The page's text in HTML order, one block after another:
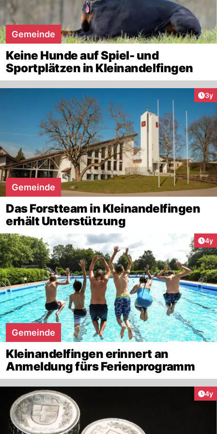
Gemeinde
Keine Hunde auf Spiel- und
Sportplätzen in Kleinandelfingen
3y
Gemeinde
Das Forstteam in Kleinandelfingen
erhält Unterstützung
4y
Gemeinde
Kleinandelfingen erinnert an
Anmeldung fürs Ferienprogramm
4y